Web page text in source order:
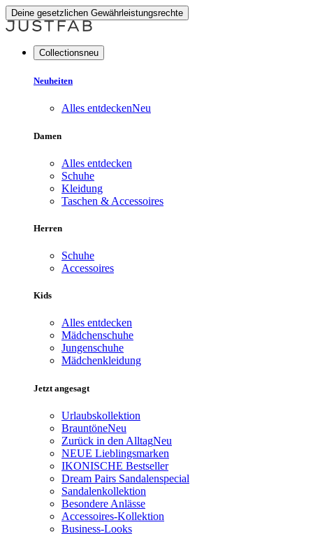
Deine gesetzlichen Gewährleistungsrechte
Collectionsneu
Neuheiten
Alles entdeckenNeu
Damen
Alles entdecken
Schuhe
Kleidung
Taschen & Accessoires
Herren
Schuhe
Accessoires
Kids
Alles entdecken
Mädchenschuhe
Jungenschuhe
Mädchenkleidung
Jetzt angesagt
Urlaubskollektion
BrauntöneNeu
Zurück in den AlltagNeu
NEUE Lieblingsmarken
IKONISCHE Bestseller
Dream Pairs Sandalenspecial
Sandalenkollektion
Besondere Anlässe
Accessoires-Kollektion
Business-Looks